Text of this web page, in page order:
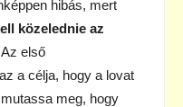
hibás, mert
közelednie az
első
a célja, hogy a lovat
meg, hogy